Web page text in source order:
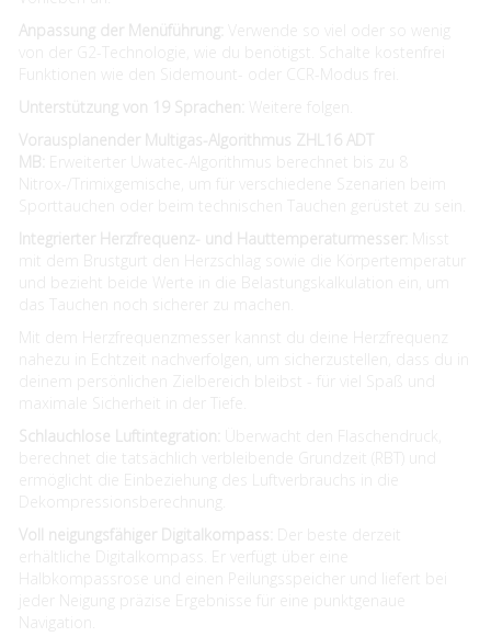
Anpassung der Menüführung:
Verwende so viel oder so wenig
von der G2-Technologie, wie du benötigst. Schalte kostenfrei
Funktionen wie den Sidemount- oder CCR-Modus frei.
Unterstützung von 19 Sprachen:
Weitere folgen.
Vorausplanender Multigas-Algorithmus ZHL16 ADT
MB:
Erweiterter Uwatec-Algorithmus berechnet bis zu 8
Nitrox-/Trimixgemische, um für verschiedene Szenarien beim
Sporttauchen oder beim technischen Tauchen gerüstet zu sein.
Integrierter Herzfrequenz- und Hauttemperaturmesser:
Misst
mit dem Brustgurt den Herzschlag sowie die Körpertemperatur
und bezieht beide Werte in die Belastungskalkulation ein, um
das Tauchen noch sicherer zu machen.
Mit dem Herzfrequenzmesser kannst du deine Herzfrequenz
nahezu in Echtzeit nachverfolgen, um sicherzustellen, dass du in
deinem persönlichen Zielbereich bleibst - für viel Spaß und
maximale Sicherheit in der Tiefe.
Schlauchlose Luftintegration:
Überwacht den Flaschendruck,
berechnet die tatsächlich verbleibende Grundzeit (RBT) und
ermöglicht die Einbeziehung des Luftverbrauchs in die
Dekompressionsberechnung.
Voll neigungsfähiger Digitalkompass:
Der beste derzeit
erhältliche Digitalkompass. Er verfügt über eine
Halbkompassrose und einen Peilungsspeicher und liefert bei
jeder Neigung präzise Ergebnisse für eine punktgenaue
Navigation.